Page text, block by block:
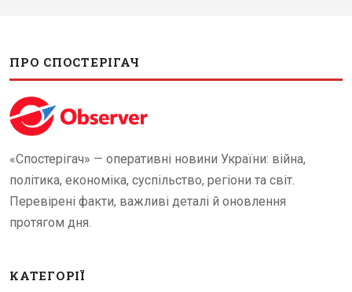
ПРО СПОСТЕРІГАЧ
«Спостерігач» — оперативні новини України: війна,
політика, економіка, суспільство, регіони та світ.
Перевірені факти, важливі деталі й оновлення
протягом дня.
КАТЕГОРІЇ